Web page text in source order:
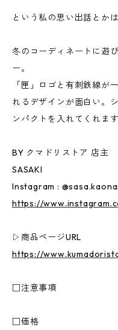
という私の思い出話とか
冬のコーディネートに遊
ー。
「匣」ロゴと有刺鉄線が
れるデザインが面白い。
ンパクトを入れてくれます
BY クマドリストア 店主
SASAKI
Instagram :
https://
▷商品ページURL
https://
□注意事項
□価格